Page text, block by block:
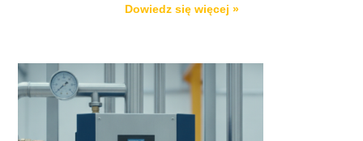
Dowiedz się więcej »